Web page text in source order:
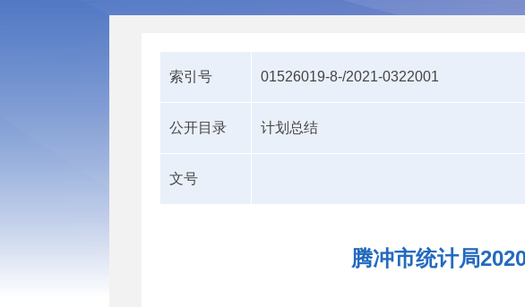
索引号 01526019-8-/2021-0322001
公开目录 计划总结
文号
腾冲市统计局